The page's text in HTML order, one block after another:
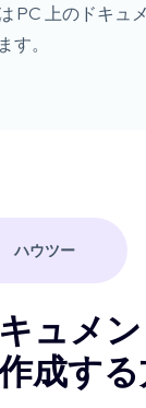
PC 上のドキュ
す。
ハウツー
ュメ
成す